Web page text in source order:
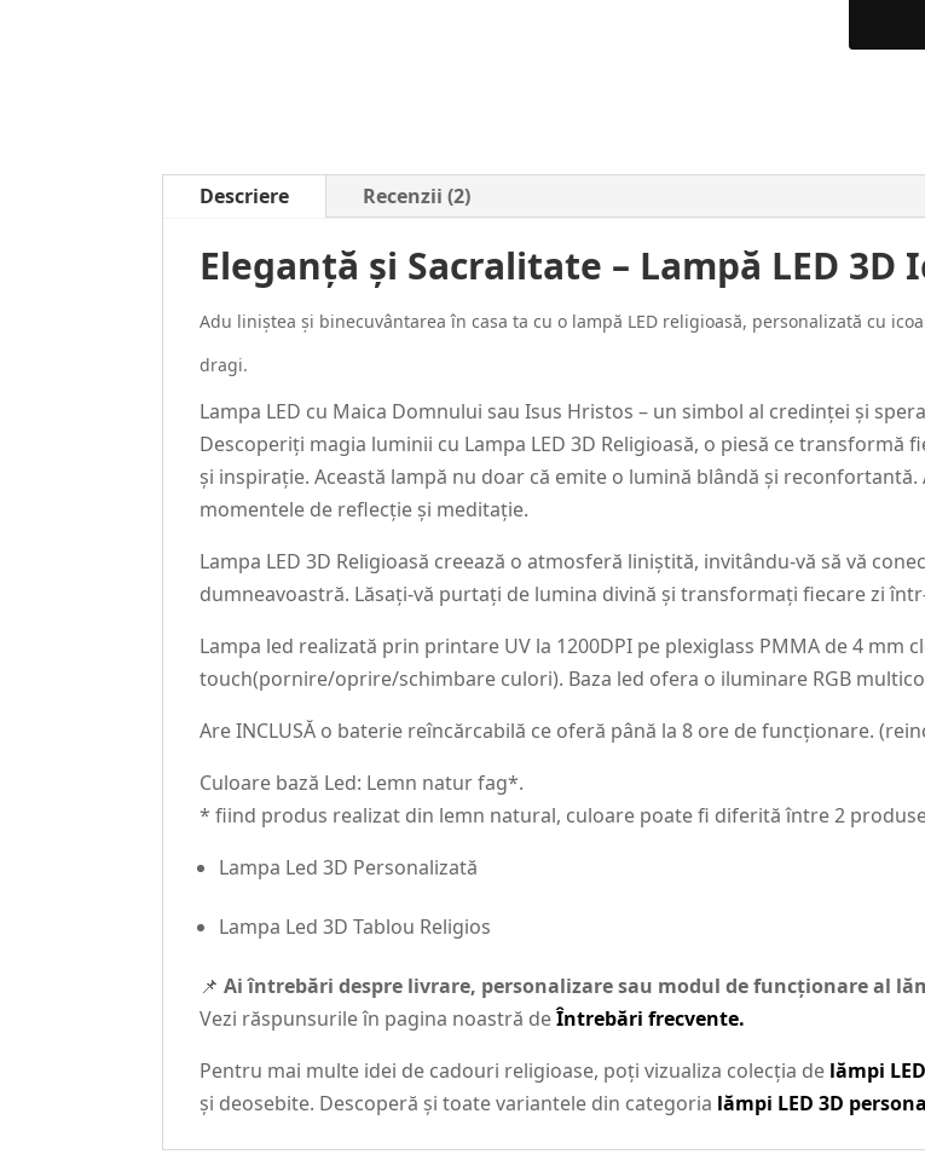
3D
Descriere Recenzii (2)
Eleganță și Sacralitate – Lampă LED 3D
Adu liniștea și binecuvântarea în casa ta cu o lampă LED religioasă, personalizată cu
dragi.
Lampa LED cu Maica Domnului sau Isus Hristos – un simbol al credinței și
Descoperiți magia luminii cu Lampa LED 3D Religioasă, o piesă ce
și inspirație. Această lampă nu doar că emite o lumină blândă și
momentele de reflecție și meditație.
Lampa LED 3D Religioasă creează o atmosferă liniștită, invitându-vă să vă
dumneavoastră. Lăsați-vă purtați de lumina divină și transformați fiecare zi
Lampa led realizată prin printare UV la 1200DPI pe plexiglass PMMA de 4 mm
touch(pornire/oprire/schimbare culori). Baza led ofera o iluminare RGB
Are INCLUSĂ o baterie reîncărcabilă ce oferă până la 8 ore de funcționare.
Culoare bază Led: Lemn natur fag*.
* fiind produs realizat din lemn natural, culoare poate fi diferită între 2
Lampa Led 3D Personalizată
Lampa Led 3D Tablou Religios
📌Ai întrebări despre livrare, personalizare sau modul de funcționare al
Vezi răspunsurile în pagina noastră deÎntrebări frecvente.
Pentru mai multe idei de cadouri religioase, poți vizualiza colecția de lămpi
și deosebite. Descoperă și toate variantele din categoria lămpi LED 3D